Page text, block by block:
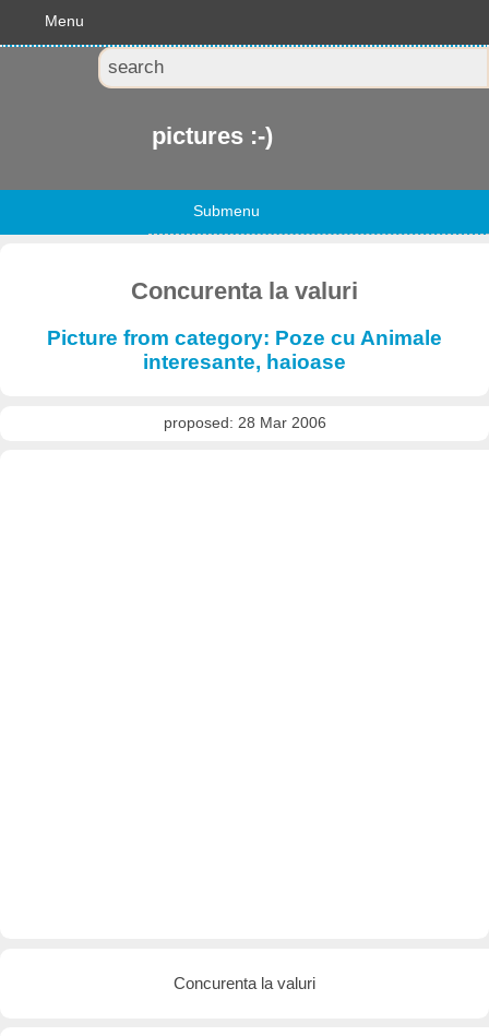
Menu
pictures :-)
Submenu
Concurenta la valuri
Picture from category: Poze cu Animale
interesante, haioase
proposed: 28 Mar 2006
Concurenta la valuri